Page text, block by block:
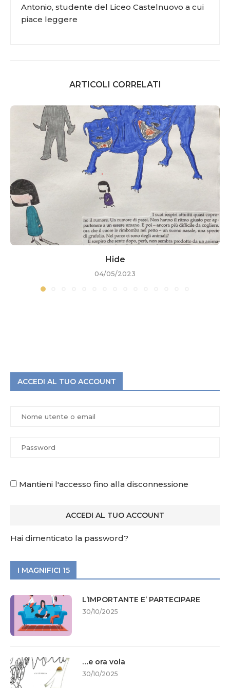
Antonio, studente del Liceo Castelnuovo a cui
piace leggere
ARTICOLI CORRELATI
Hide
04/05/2023
ACCEDI AL TUO ACCOUNT
Mantieni l'accesso fino alla disconnessione
Hai dimenticato la password?
I MAGNIFICI 15
L’IMPORTANTE E’ PARTECIPARE
30/10/2025
…e ora vola
30/10/2025